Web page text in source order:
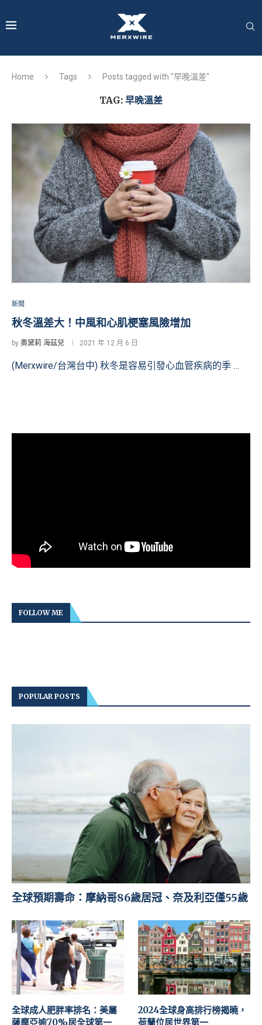
Home Tags Posts tagged with "早晚溫差"
TAG: 早晚溫差
新聞
秋冬溫差大！中風和心肌梗塞風險增加
by 奧黛莉 海茲兒 2021 年 12 月 6 日
(Merxwire/台灣台中) 秋冬是容易引發心血管疾病的季 …
FOLLOW ME
POPULAR POSTS
全球預期壽命：摩納哥86歲居冠、奈及利亞僅55歲
全球成人肥胖率排名：美屬
薩摩亞逾70%居全球第一
2024全球身高排行榜揭曉，
荷蘭位居世界第一